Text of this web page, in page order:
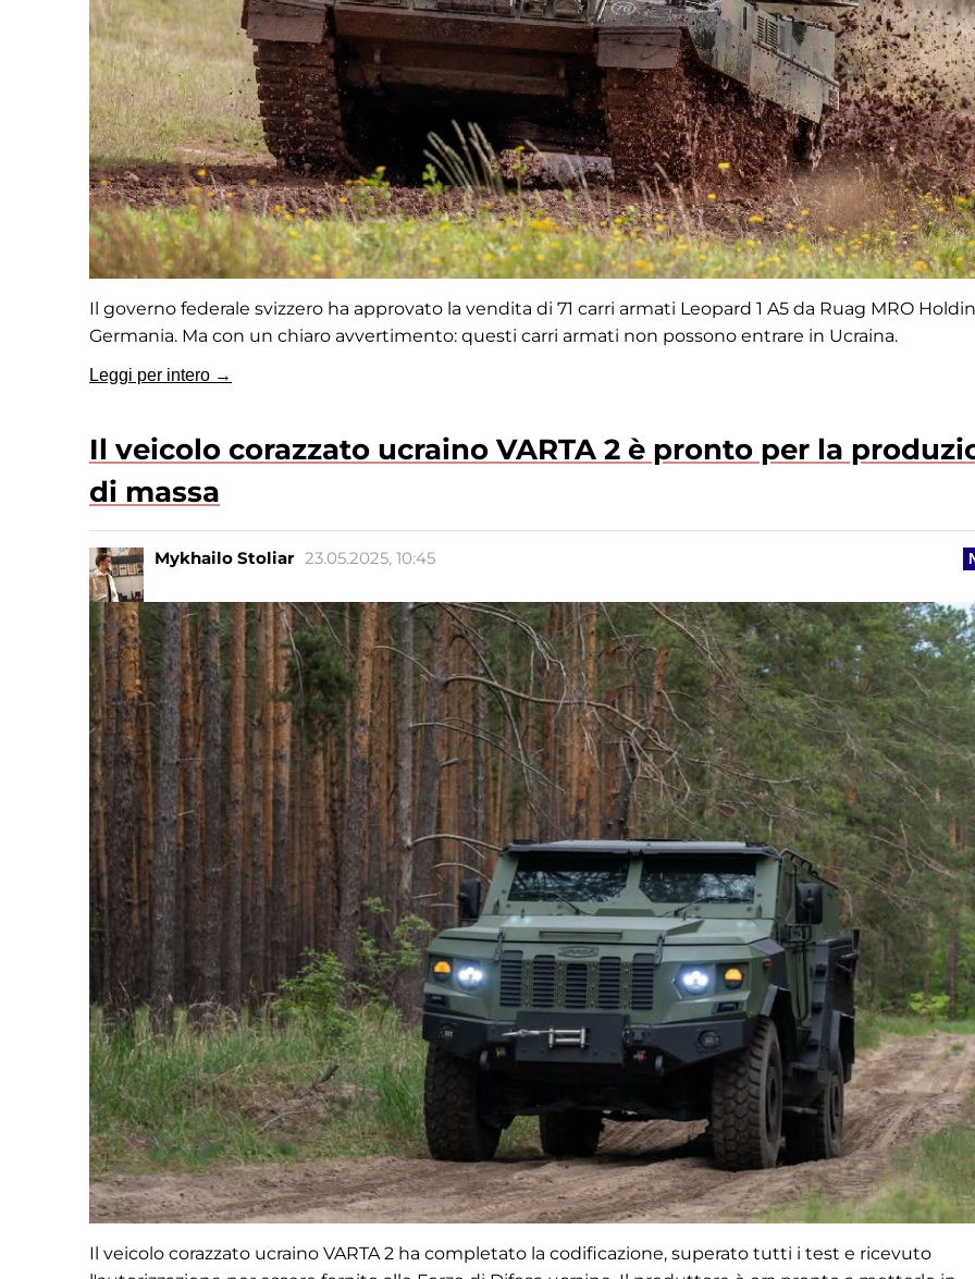
Il governo federale svizzero ha approvato la vendita di 71 carri armati Leopard 1 A5 da Ruag MRO
Germania. Ma con un chiaro avvertimento: questi carri armati non possono entrare in Ucraina.
Leggi per intero →
Il veicolo corazzato ucraino VARTA 2 è pronto per la
di massa
Mykhailo Stoliar 23.05.2025, 10:45
Il veicolo corazzato ucraino VARTA 2 ha completato la codificazione, superato tutti i test e ricevuto